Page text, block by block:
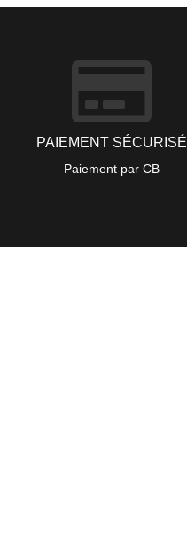
PAIEMENT SÉCURISÉ
Paiement par CB